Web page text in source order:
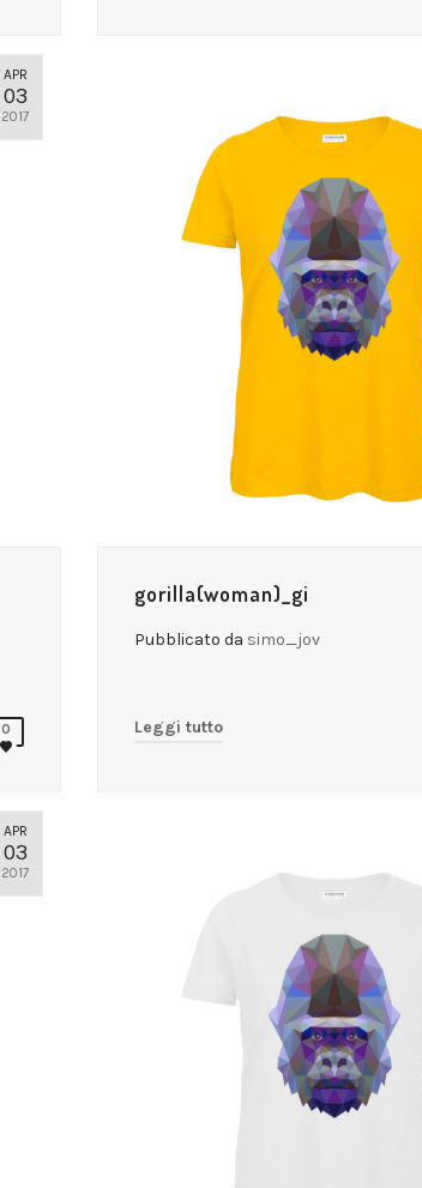
APR
03
2017
0
gorilla(woman)_gi
Pubblicato da simo_jov
Leggi tutto
APR
03
2017